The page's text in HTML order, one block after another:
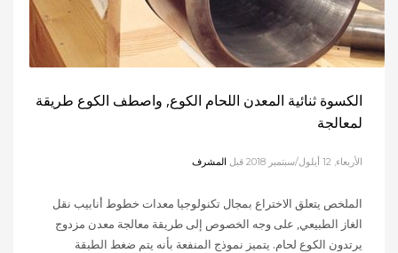
الكسوة ثنائية المعدن اللحام الكوع, واصطف الكوع طريقة
لمعالجة
الأربعاء, 12 أيلول/سبتمبر 2018 قبل المشرف
الملخص يتعلق الاختراع بمجال تكنولوجيا معدات خطوط أنابيب نقل
الغاز الطبيعي, على وجه الخصوص إلى طريقة معالجة معدن مزدوج
يرتدون الكوع لحام. يتميز نموذج المنفعة بأنه يتم ضغط الطبقة